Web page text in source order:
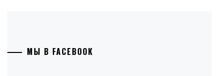
МЫ В FACEBOOK